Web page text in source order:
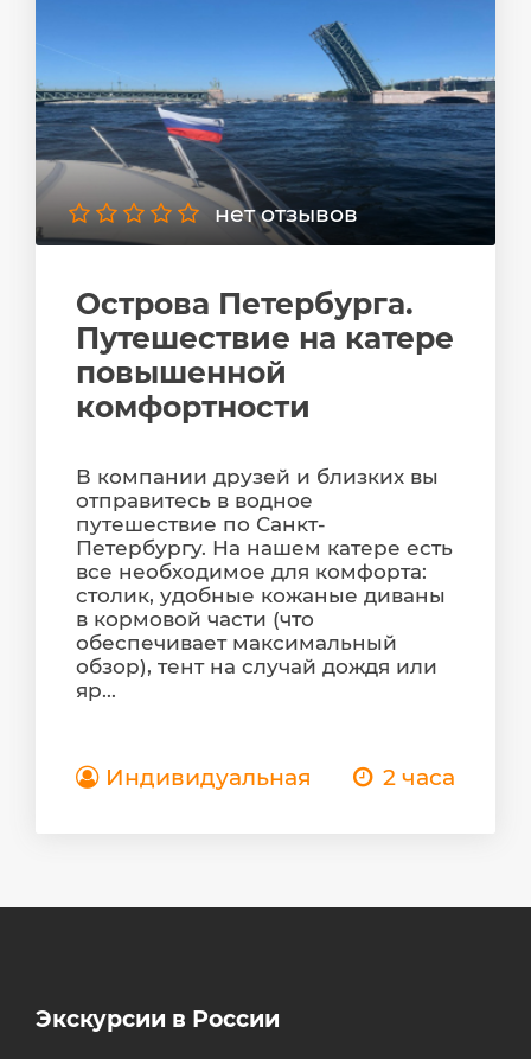
нет отзывов
Острова Петербурга.
Путешествие на катере
повышенной
комфортности
В компании друзей и близких вы
отправитесь в водное
путешествие по Санкт-
Петербургу. На нашем катере есть
все необходимое для комфорта:
столик, удобные кожаные диваны
в кормовой части (что
обеспечивает максимальный
обзор), тент на случай дождя или
яр...
Индивидуальная 2 часа
Экскурсии в России